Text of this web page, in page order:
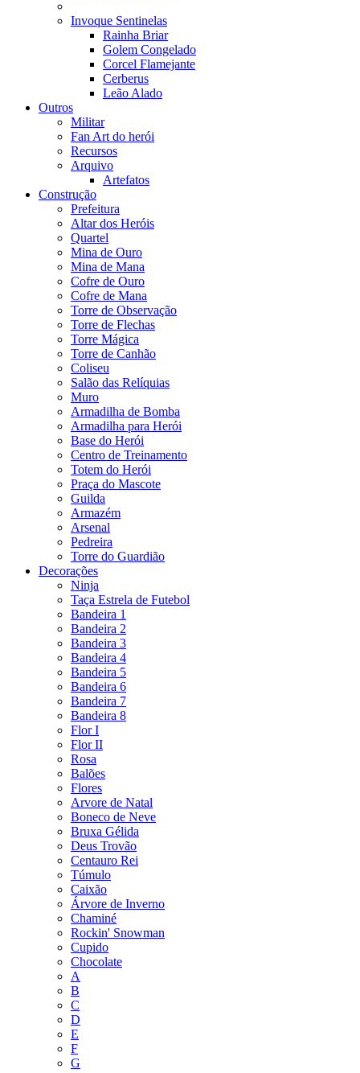
Invoque Sentinelas
Rainha Briar
Golem Congelado
Corcel Flamejante
Cerberus
Leão Alado
Outros
Militar
Fan Art do herói
Recursos
Arquivo
Artefatos
Construção
Prefeitura
Altar dos Heróis
Quartel
Mina de Ouro
Mina de Mana
Cofre de Ouro
Cofre de Mana
Torre de Observação
Torre de Flechas
Torre Mágica
Torre de Canhão
Coliseu
Salão das Relíquias
Muro
Armadilha de Bomba
Armadilha para Herói
Base do Herói
Centro de Treinamento
Totem do Herói
Praça do Mascote
Guilda
Armazém
Arsenal
Pedreira
Torre do Guardião
Decorações
Ninja
Taça Estrela de Futebol
Bandeira 1
Bandeira 2
Bandeira 3
Bandeira 4
Bandeira 5
Bandeira 6
Bandeira 7
Bandeira 8
Flor I
Flor II
Rosa
Balões
Flores
Arvore de Natal
Boneco de Neve
Bruxa Gélida
Deus Trovão
Centauro Rei
Túmulo
Caixão
Árvore de Inverno
Chaminé
Rockin' Snowman
Cupido
Chocolate
A
B
C
D
E
F
G